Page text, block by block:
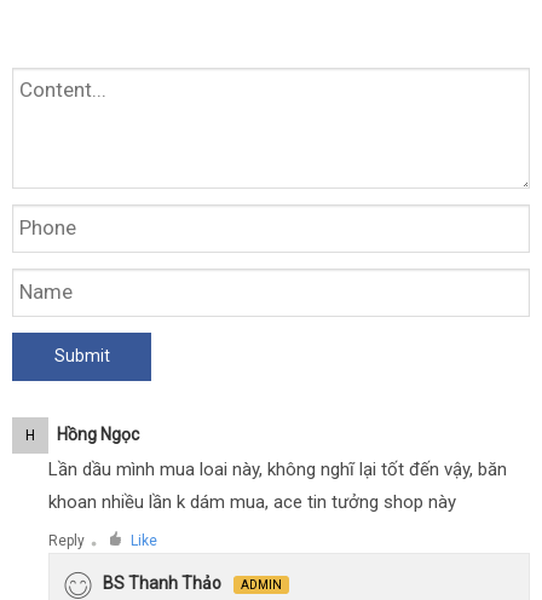
H Hồng Ngọc
Lần dầu mình mua loai này, không nghĩ lại tốt đến vậy, băn
khoan nhiều lần k dám mua, ace tin tưởng shop này
Reply ● Like
BS Thanh Thảo ADMIN